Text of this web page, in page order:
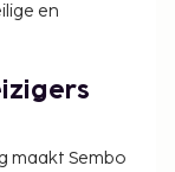
en
maakt Sembo